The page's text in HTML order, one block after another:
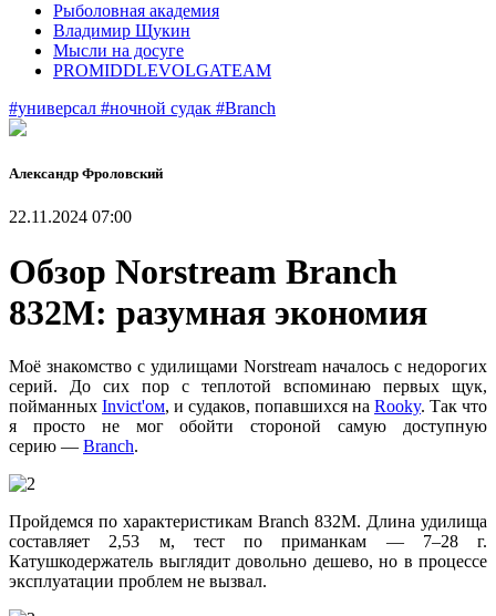
Рыболовная академия
Владимир Щукин
Мысли на досуге
PROMIDDLEVOLGATEAM
#универсал #ночной судак #Branch
Александр Фроловский
22.11.2024 07:00
Обзор Norstream Branch
832M: разумная экономия
Моё знакомство с удилищами Norstream началось с недорогих
серий. До сих пор с теплотой вспоминаю первых щук,
пойманных Invict'ом, и судаков, попавшихся на Rooky. Так что
я просто не мог обойти стороной самую доступную
серию — Branch.
Пройдемся по характеристикам Branch 832M. Длина удилища
составляет 2,53 м, тест по приманкам — 7–28 г.
Катушкодержатель выглядит довольно дешево, но в процессе
эксплуатации проблем не вызвал.